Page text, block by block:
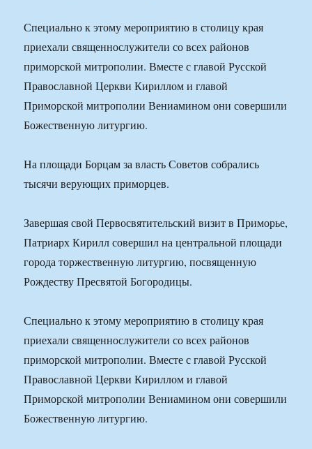
Специально к этому мероприятию в столицу края
приехали священнослужители со всех районов
приморской митрополии. Вместе с главой Русской
Православной Церкви Кириллом и главой
Приморской митрополии Вениамином они совершили
Божественную литургию.
На площади Борцам за власть Советов собрались
тысячи верующих приморцев.
Завершая свой Первосвятительский визит в Приморье,
Патриарх Кирилл совершил на центральной площади
города торжественную литургию, посвященную
Рождеству Пресвятой Богородицы.
Специально к этому мероприятию в столицу края
приехали священнослужители со всех районов
приморской митрополии. Вместе с главой Русской
Православной Церкви Кириллом и главой
Приморской митрополии Вениамином они совершили
Божественную литургию.